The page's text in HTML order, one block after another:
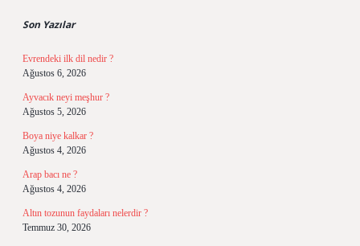
Son Yazılar
Evrendeki ilk dil nedir ?
Ağustos 6, 2026
Ayvacık neyi meşhur ?
Ağustos 5, 2026
Boya niye kalkar ?
Ağustos 4, 2026
Arap bacı ne ?
Ağustos 4, 2026
Altın tozunun faydaları nelerdir ?
Temmuz 30, 2026